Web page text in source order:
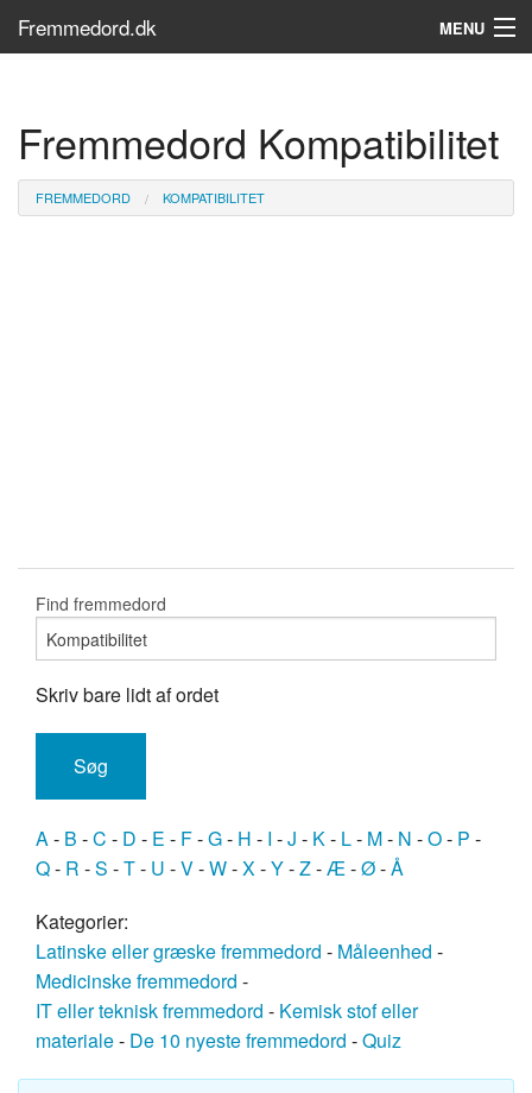
Fremmedord.dk MENU
Søg...
Find bøger
Fremmedord Kompatibilitet
FREMMEDORD KOMPATIBILITET
Find fremmedord
Skriv bare lidt af ordet
A- B -C - D - E - F-G- H - I -J - K- L- M- N -O- P -
Q- R -S -T- U -V-W-X-Y-Z-Æ-Ø-Å
Kategorier:
Latinske eller græske fremmedord - Måleenhed -
Medicinske fremmedord -
IT eller teknisk fremmedord - Kemisk stof eller
materiale- De 10 nyeste fremmedord -Quiz